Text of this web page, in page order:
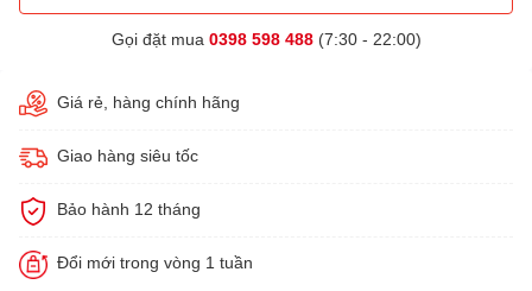
Gọi đặt mua 0398 598 488(7:30 - 22:00)
Giá rẻ, hàng chính hãng
Giao hàng siêu tốc
Bảo hành 12 tháng
Đổi mới trong vòng 1 tuần